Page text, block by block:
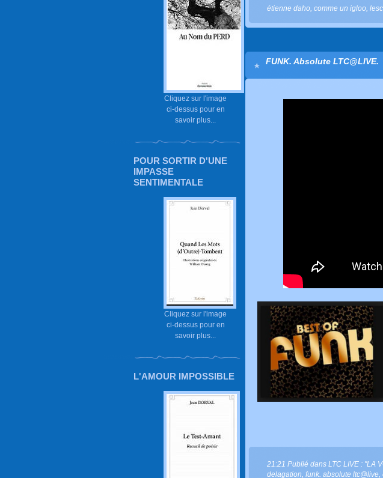
Cliquez sur l'image
ci-dessus pour en
savoir plus...
POUR SORTIR D'UNE
IMPASSE
SENTIMENTALE
Cliquez sur l'image
ci-dessus pour en
savoir plus...
L'AMOUR IMPOSSIBLE
étienne daho comme un igloo
FUNK. Absolute LTC@LIVE.
21:21 Publié dans LTC LIVE : "LA
delagation funk. absolute ltc@live